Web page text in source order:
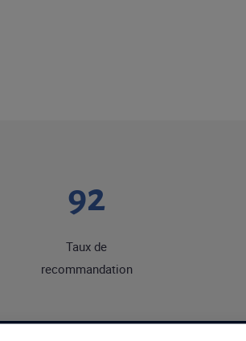
92
Taux de
recommandation